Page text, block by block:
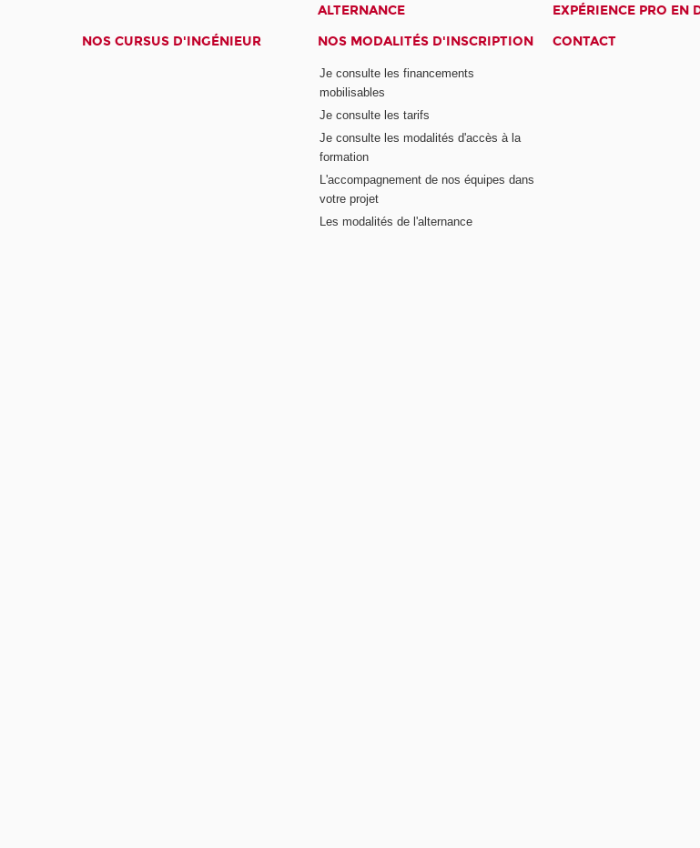
ALTERNANCE
EXPÉRIENCE PRO EN
NOS CURSUS D'INGÉNIEUR
NOS MODALITÉS D'INSCRIPTION
Je consulte les financements
mobilisables
Je consulte les tarifs
Je consulte les modalités d'accès à la
formation
L'accompagnement de nos équipes dans
votre projet
Les modalités de l'alternance
CONTACT